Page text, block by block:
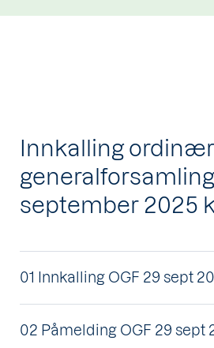
Innkalling ordinær
september 2025
01 Innkalling OGF 29 sept
02 Påmelding OGF 29 sept